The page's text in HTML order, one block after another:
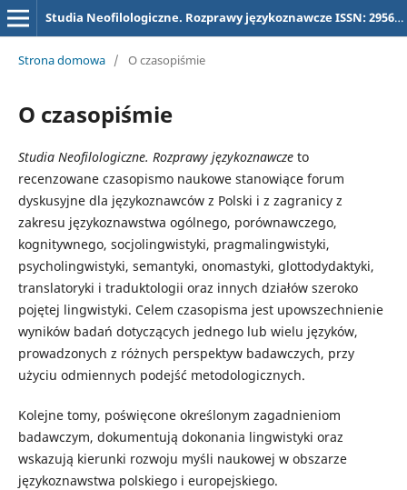
Studia Neofilologiczne. Rozprawy językoznawcze ISSN: 2956-5731, dawniej (dla tytułu "Studia Neofilologiczne) ISSN 2657-3032
Strona domowa / O czasopiśmie
O czasopiśmie
Studia Neofilologiczne. Rozprawy językoznawczeto
recenzowane czasopismo naukowe stanowiące forum
dyskusyjne dla językoznawców z Polski i z zagranicy z
zakresu językoznawstwa ogólnego, porównawczego,
kognitywnego, socjolingwistyki, pragmalingwistyki,
psycholingwistyki, semantyki, onomastyki, glottodydaktyki,
translatoryki i traduktologii oraz innych działów szeroko
pojętej lingwistyki. Celem czasopisma jest upowszechnienie
wyników badań dotyczących jednego lub wielu języków,
prowadzonych z różnych perspektyw badawczych, przy
użyciu odmiennych podejść metodologicznych.
Kolejne tomy, poświęcone określonym zagadnieniom
badawczym, dokumentują dokonania lingwistyki oraz
wskazują kierunki rozwoju myśli naukowej w obszarze
językoznawstwa polskiego i europejskiego.